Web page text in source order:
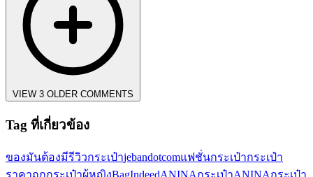
VIEW 3 OLDER COMMENTS
Tag ที่เกี่ยวข้อง
ของมันต้องมีรีวิวกระเป๋าjebandotcomแฟชั่นกระเป๋ากระเป๋า
ราคาถูกกระเป๋าผู้หญิงBagIndeedANINAกระเป๋าANINAกระเป๋า